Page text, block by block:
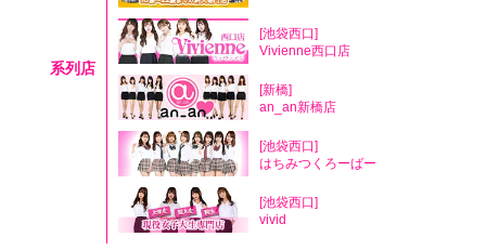
系列店
[池袋西口]
Vivienne西口店
[新橋]
an_an新橋店
[池袋西口]
はちみつくろーばー
[池袋西口]
vivid